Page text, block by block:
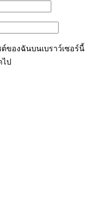
ของฉันบนเบราว์เซอร์นี้
ป